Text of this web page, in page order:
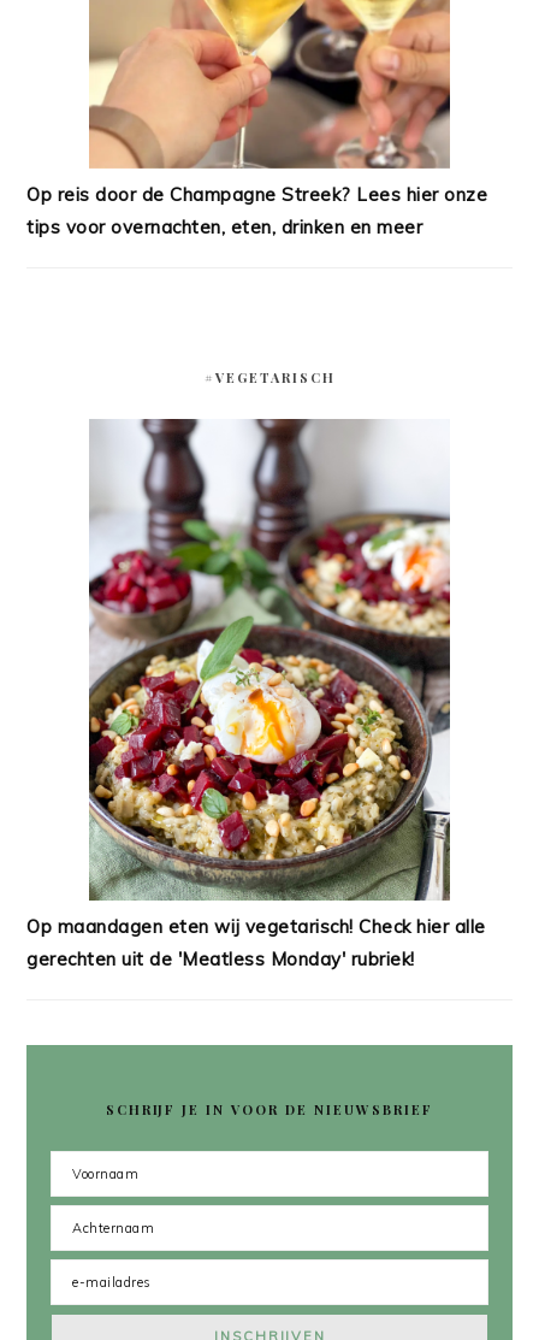
Op reis door de Champagne Streek? Lees hier onze
tips voor overnachten, eten, drinken en meer
#VEGETARISCH
Op maandagen eten wij vegetarisch! Check hier alle
gerechten uit de 'Meatless Monday' rubriek!
SCHRIJF JE IN VOOR DE NIEUWSBRIEF